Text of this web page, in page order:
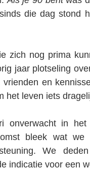
die dag stond
zich nog prima
jaar plotseling
vrienden en
het leven iets
onverwacht in
bleek wat
We
indicatie voor een